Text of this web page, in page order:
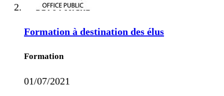
Formation à destination des élus
Formation
01/07/2021